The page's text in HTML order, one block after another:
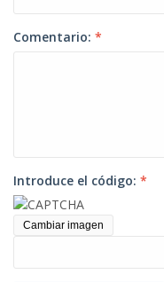
Comentario: *
Introduce el código: *
Cambiar imagen